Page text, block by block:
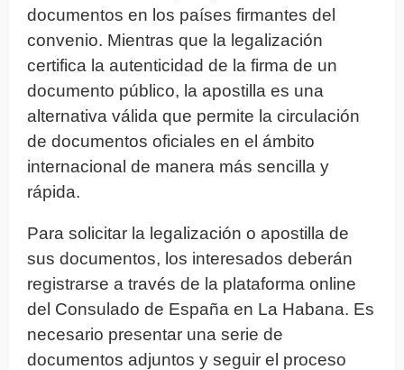
documentos en los países firmantes del
convenio. Mientras que la legalización
certifica la autenticidad de la firma de un
documento público, la apostilla es una
alternativa válida que permite la circulación
de documentos oficiales en el ámbito
internacional de manera más sencilla y
rápida.
Para solicitar la legalización o apostilla de
sus documentos, los interesados deberán
registrarse a través de la plataforma online
del Consulado de España en La Habana. Es
necesario presentar una serie de
documentos adjuntos y seguir el proceso